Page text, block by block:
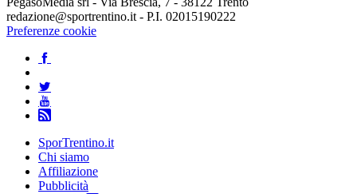
redazione@sportrentino.it - P.I. 02015190222
Preferenze cookie
SporTrentino.it
Chi siamo
Affiliazione
Pubblicità